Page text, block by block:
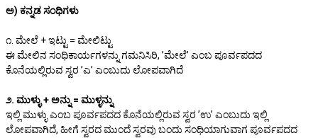
ಅ) ಕನ್ನಡ ಸಂಧಿಗಳು
೧. ಮೇಲೆ + ಇಟ್ಟು = ಮೇಲಿಟ್ಟು
ಈ ಮೇಲಿನ ಸಂಧಿಕಾರ್ಯಗಳನ್ನು ಗಮನಿಸಿರಿ, ʼಮೇಲೆʼ ಎಂಬ ಪೂರ್ವಪದದ
ಕೊನೆಯಲ್ಲಿರುವ ಸ್ವರ ʼಎʼ ಎಂಬುದು ಲೋಪವಾಗಿದೆ
೨. ಮುಳ್ಳು + ಅನ್ನು = ಮುಳ್ಳನ್ನು
ಇಲ್ಲಿ ಮುಳ್ಳು ಎಂಬ ಪೂರ್ವಪದದ ಕೊನೆಯಲ್ಲಿರುವ ಸ್ವರ ʼಉʼ ಎಂಬುದು ಇಲ್ಲಿ
ಲೋಪವಾಗಿದೆ, ಹೀಗೆ ಸ್ವರದ ಮುಂದೆ ಸ್ವರವು ಬಂದು ಸಂಧಿಯಾಗುವಾಗ ಪೂರ್ವಪದದ